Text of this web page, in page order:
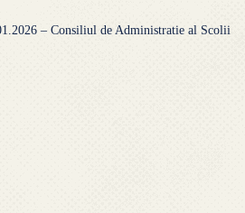
– Consiliul de Administratie al Scolii